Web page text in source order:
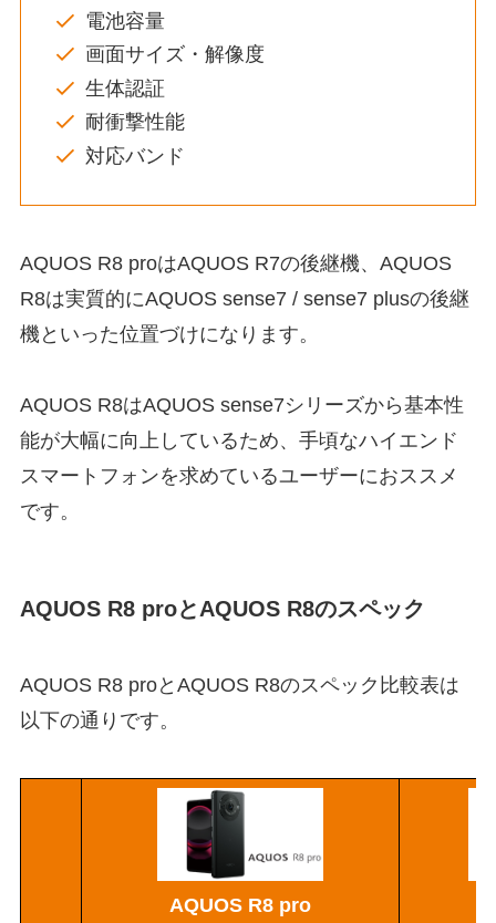
電池容量
画面サイズ・解像度
生体認証
耐衝撃性能
対応バンド
AQUOS R8 proはAQUOS R7の後継機、AQUOS
R8は実質的にAQUOS sense7 / sense7 plusの後継
機といった位置づけになります。
AQUOS R8はAQUOS sense7シリーズから基本性
能が大幅に向上しているため、手頃なハイエンド
スマートフォンを求めているユーザーにおススメ
です。
AQUOS R8 proとAQUOS R8のスペック
AQUOS R8 proとAQUOS R8のスペック比較表は
以下の通りです。
AQUOS R8 pro